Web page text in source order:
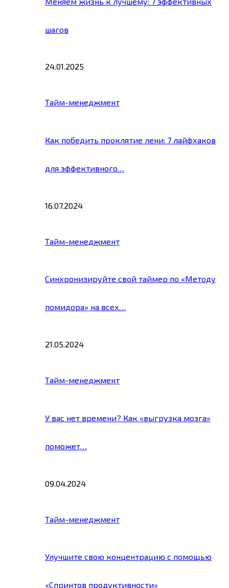
шагов
24.01.2025
Тайм-менеджмент
Как победить проклятие лени: 7 лайфхаков
для эффективного…
16.07.2024
Тайм-менеджмент
Синхронизируйте свой таймер по «Методу
помидора» на всех…
21.05.2024
Тайм-менеджмент
У вас нет времени? Как «выгрузка мозга»
поможет…
09.04.2024
Тайм-менеджмент
Улучшите свою концентрацию с помощью
«Спринтов продуктивности»